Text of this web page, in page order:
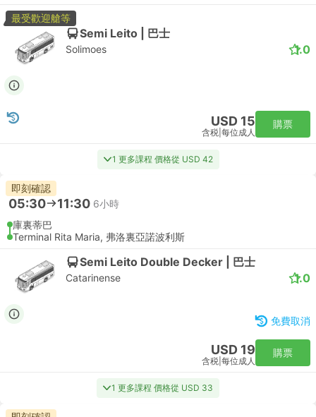
最受歡迎艙等
Semi Leito | 巴士
Solimoes 1.0
USD 15
含税 每位成人
購票
1 更多課程 價格從 USD 42
即刻確認
05:30 11:30 6小時
庫裏蒂巴
Terminal Rita Maria, 弗洛裏亞諾波利斯
Semi Leito Double Decker | 巴士
Catarinense 1.0
免費取消
USD 19
含税 每位成人
購票
1 更多課程 價格從 USD 33